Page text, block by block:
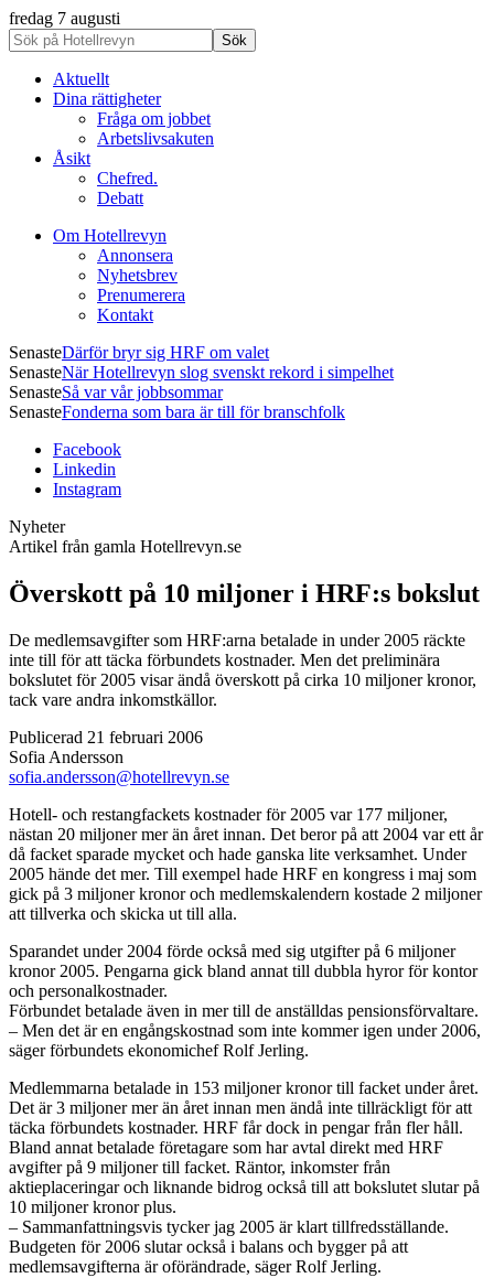
fredag 7 augusti
Aktuellt
Dina rättigheter
Fråga om jobbet
Arbetslivsakuten
Åsikt
Chefred.
Debatt
Om Hotellrevyn
Annonsera
Nyhetsbrev
Prenumerera
Kontakt
SenasteDärför bryr sig HRF om valet
SenasteNär Hotellrevyn slog svenskt rekord i simpelhet
SenasteSå var vår jobbsommar
SenasteFonderna som bara är till för branschfolk
Facebook
Linkedin
Instagram
Nyheter
Artikel från gamla Hotellrevyn.se
Överskott på 10 miljoner i HRF:s bokslut
De medlemsavgifter som HRF:arna betalade in under 2005 räckte
inte till för att täcka förbundets kostnader. Men det preliminära
bokslutet för 2005 visar ändå överskott på cirka 10 miljoner kronor,
tack vare andra inkomstkällor.
Publicerad 21 februari 2006
Sofia Andersson
sofia.andersson@hotellrevyn.se
Hotell- och restangfackets kostnader för 2005 var 177 miljoner,
nästan 20 miljoner mer än året innan. Det beror på att 2004 var ett år
då facket sparade mycket och hade ganska lite verksamhet. Under
2005 hände det mer. Till exempel hade HRF en kongress i maj som
gick på 3 miljoner kronor och medlemskalendern kostade 2 miljoner
att tillverka och skicka ut till alla.
Sparandet under 2004 förde också med sig utgifter på 6 miljoner
kronor 2005. Pengarna gick bland annat till dubbla hyror för kontor
och personalkostnader.
Förbundet betalade även in mer till de anställdas pensionsförvaltare.
– Men det är en engångskostnad som inte kommer igen under 2006,
säger förbundets ekonomichef Rolf Jerling.
Medlemmarna betalade in 153 miljoner kronor till facket under året.
Det är 3 miljoner mer än året innan men ändå inte tillräckligt för att
täcka förbundets kostnader. HRF får dock in pengar från fler håll.
Bland annat betalade företagare som har avtal direkt med HRF
avgifter på 9 miljoner till facket. Räntor, inkomster från
aktieplaceringar och liknande bidrog också till att bokslutet slutar på
10 miljoner kronor plus.
– Sammanfattningsvis tycker jag 2005 är klart tillfredsställande.
Budgeten för 2006 slutar också i balans och bygger på att
medlemsavgifterna är oförändrade, säger Rolf Jerling.